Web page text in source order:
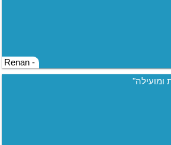
- Renan
ומועילה"